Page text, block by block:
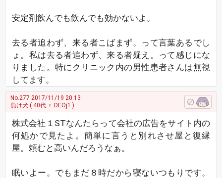
安定剤飲んでも飲んでも効かないよ。
去る者追わず、来る者こばまず。って言葉あるでし
ょ。私は去る者追わず、来る者疑え。って感じにな
りました。特にクリニック内の男性患者さんは無視
してます。
No.277 2017/11/19 20:13
負け犬 ( 40代 ♀ OEOj1 )
株式会社１STなんたらって会社の広告をサイト内の
何処かで見たよ。簡単に言うと別れさせ屋と復縁
屋。頼むと高いんだろうなぁ。
眠いよー。でもまだ８時だから寝ないつもりです。